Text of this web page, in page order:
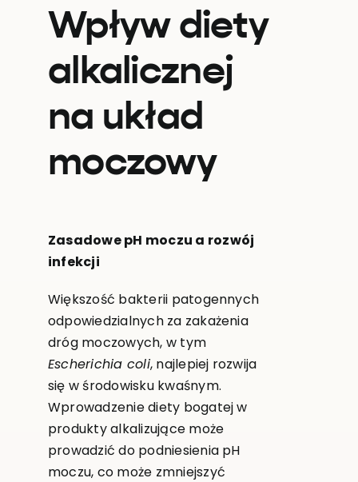
Wpływ diety
alkalicznej
na układ
moczowy
Zasadowe pH moczu a rozwój
infekcji
Większość bakterii patogennych
odpowiedzialnych za zakażenia
dróg moczowych, w tym
Escherichia coli, najlepiej rozwija
się w środowisku kwaśnym.
Wprowadzenie diety bogatej w
produkty alkalizujące może
prowadzić do podniesienia pH
moczu, co może zmniejszyć